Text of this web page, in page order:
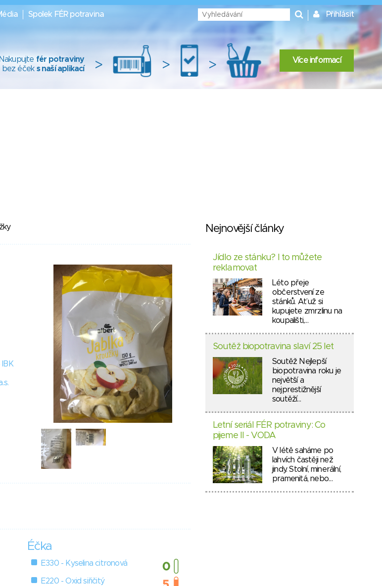
Spolek FÉR potravina Přihlásit
Nakupujte fér potraviny
bez éček s naší aplikací > > > Více informací
IBK
Éčka
E330 - Kyselina citronová
E220 - Oxid siřičitý
Nejnovější články
Jídlo ze stánku? I to můžete
reklamovat
Léto přeje
občerstvení ze
stánků. Ať už si
kupujete zmrzlinu na
koupališti,…
Soutěž biopotravina slaví 25 let
Soutěž Nejlepší
biopotravina roku je
největší a
nejprestižnější
soutěží…
Letní seriál FÉR potraviny: Co
pijeme II - VODA
V létě saháme po
lahvích častěji než
jindy. Stolní, minerální,
pramenitá, nebo…